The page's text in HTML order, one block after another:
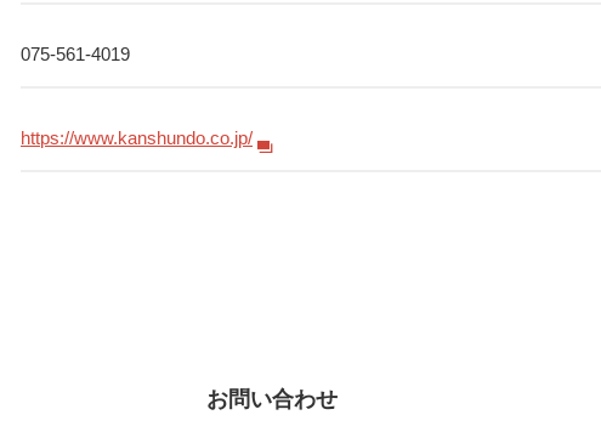
075-561-4019
https://www.kanshundo.co.jp/
お問い合わせ